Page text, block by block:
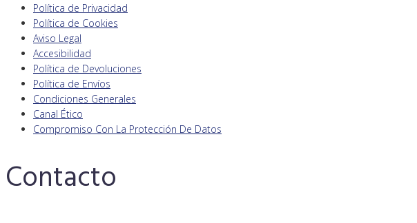
Política de Privacidad
Política de Cookies
Aviso Legal
Accesibilidad
Política de Devoluciones
Política de Envíos
Condiciones Generales
Canal Ético
Compromiso Con La Protección De Datos
Contacto